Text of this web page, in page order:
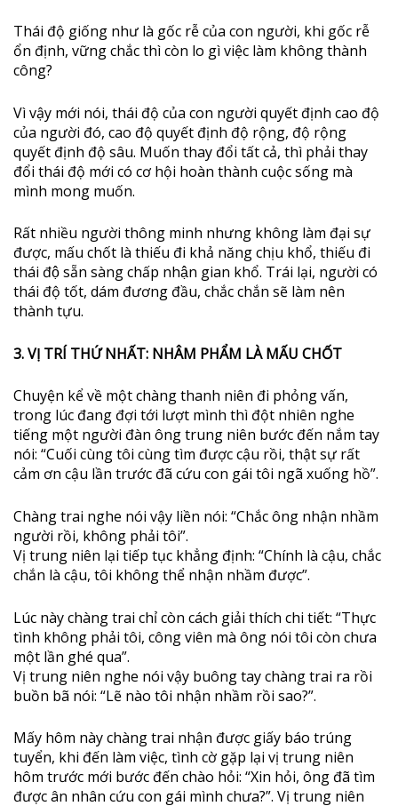
Thái độ giống như là gốc rễ của con người, khi gốc rễ
ổn định, vững chắc thì còn lo gì việc làm không thành
công?
Vì vậy mới nói, thái độ của con người quyết định cao độ
của người đó, cao độ quyết định độ rộng, độ rộng
quyết định độ sâu. Muốn thay đổi tất cả, thì phải thay
đổi thái độ mới có cơ hội hoàn thành cuộc sống mà
mình mong muốn.
Rất nhiều người thông minh nhưng không làm đại sự
được, mấu chốt là thiếu đi khả năng chịu khổ, thiếu đi
thái độ sẵn sàng chấp nhận gian khổ. Trái lại, người có
thái độ tốt, dám đương đầu, chắc chắn sẽ làm nên
thành tựu.
3. VỊ TRÍ THỨ NHẤT: NHÂM PHẨM LÀ MẤU CHỐT
Chuyện kể về một chàng thanh niên đi phỏng vấn,
trong lúc đang đợi tới lượt mình thì đột nhiên nghe
tiếng một người đàn ông trung niên bước đến nắm tay
nói: “Cuối cùng tôi cùng tìm được cậu rồi, thật sự rất
cảm ơn cậu lần trước đã cứu con gái tôi ngã xuống hồ”.
Chàng trai nghe nói vậy liền nói: “Chắc ông nhận nhầm
người rồi, không phải tôi”.
Vị trung niên lại tiếp tục khẳng định: “Chính là cậu, chắc
chắn là cậu, tôi không thể nhận nhầm được”.
Lúc này chàng trai chỉ còn cách giải thích chi tiết: “Thực
tình không phải tôi, công viên mà ông nói tôi còn chưa
một lần ghé qua”.
Vị trung niên nghe nói vậy buông tay chàng trai ra rồi
buồn bã nói: “Lẽ nào tôi nhận nhầm rồi sao?”.
Mấy hôm này chàng trai nhận được giấy báo trúng
tuyển, khi đến làm việc, tình cờ gặp lại vị trung niên
hôm trước mới bước đến chào hỏi: “Xin hỏi, ông đã tìm
được ân nhân cứu con gái mình chưa?”. Vị trung niên